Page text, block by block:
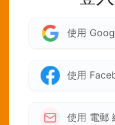
使用
使用
使用 電郵